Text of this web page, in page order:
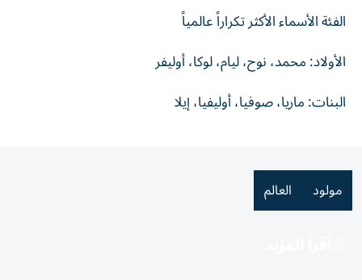
الفئة الأسماء الأكثر تكراراً عالمياً
الأولاد: محمد، نوح، ليام، لوكا، أوليفر
البنات: ماريا، صوفيا، أوليفيا، إيلا
مولود العالم